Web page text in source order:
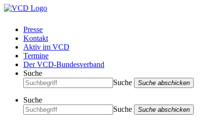
Presse
Kontakt
Aktiv im VCD
Termine
Der VCD-Bundesverband
Suche
Suche
Suche abschicken
Suche
Suche
Suche abschicken